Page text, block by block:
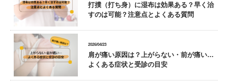
打撲（打ち身）に湿布は効果ある？早く治
すのは可能？注意点とよくある質問
2026/04/23
肩が痛い原因は？上がらない・前が痛い…
よくある症状と受診の目安